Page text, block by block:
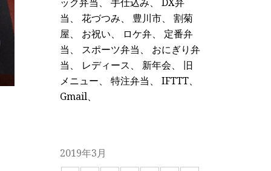
当、 花づつみ、 豊川市、 割菊
屋、 お祝い、 ロケ弁、 定番弁
当、 スポーツ弁当、 おにぎり弁
当、 レディース、 新年会、 旧
メニュー、 特注弁当、 IFTTT、
Gmail、
2019年3月